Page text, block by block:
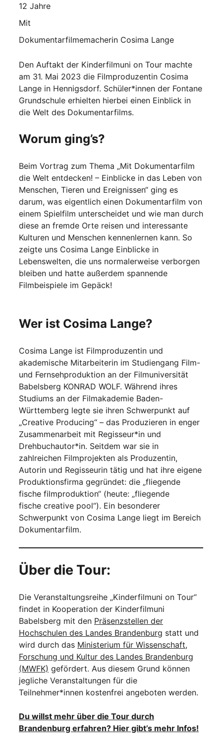
12 Jahre
Mit
Dokumentarfilmemacherin Cosima Lange
Den Auftakt der Kinderfilmuni on Tour machte
am 31. Mai 2023 die Filmproduzentin Cosima
Lange in Hennigsdorf. Schüler*innen der Fontane
Grundschule erhielten hierbei einen Einblick in
die Welt des Dokumentarfilms.
Worum ging’s?
Beim Vortrag zum Thema „Mit Dokumentarfilm
die Welt entdecken! – Einblicke in das Leben von
Menschen, Tieren und Ereignissen“ ging es
darum, was eigentlich einen Dokumentarfilm von
einem Spielfilm unterscheidet und wie man durch
diese an fremde Orte reisen und interessante
Kulturen und Menschen kennenlernen kann. So
zeigte uns Cosima Lange Einblicke in
Lebenswelten, die uns normalerweise verborgen
bleiben und hatte außerdem spannende
Filmbeispiele im Gepäck!
Wer ist Cosima Lange?
Cosima Lange ist Filmproduzentin und
akademische Mitarbeiterin im Studiengang Film-
und Fernsehproduktion an der Filmuniversität
Babelsberg KONRAD WOLF. Während ihres
Studiums an der Filmakademie Baden-
Württemberg legte sie ihren Schwerpunkt auf
„Creative Producing“ – das Produzieren in enger
Zusammenarbeit mit Regisseur*in und
Drehbuchautor*in. Seitdem war sie in
zahlreichen Filmprojekten als Produzentin,
Autorin und Regisseurin tätig und hat ihre eigene
Produktionsfirma gegründet: die „fliegende
fische filmproduktion“ (heute: „fliegende
fische creative pool“). Ein besonderer
Schwerpunkt von Cosima Lange liegt im Bereich
Dokumentarfilm.
Über die Tour:
Die Veranstaltungsreihe „Kinderfilmuni on Tour“
findet in Kooperation der Kinderfilmuni
Babelsberg mit den Präsenzstellen der
Hochschulen des Landes Brandenburg statt und
wird durch das Ministerium für Wissenschaft,
Forschung und Kultur des Landes Brandenburg
(MWFK) gefördert. Aus diesem Grund können
jegliche Veranstaltungen für die
Teilnehmer*innen kostenfrei angeboten werden.
Du willst mehr über die Tour durch
Brandenburg erfahren? Hier gibt’s mehr Infos!